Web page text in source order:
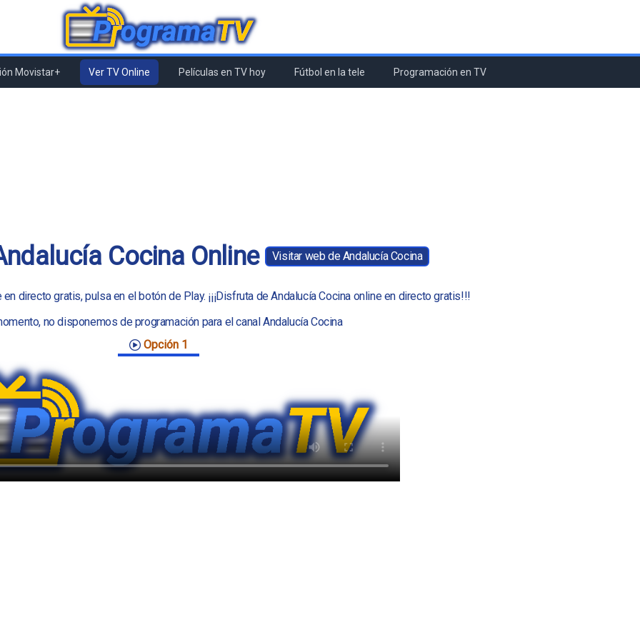
Movistar+ Ver TV Online Películas en TV hoy Fútbol en la tele Programación en TV
Cocina Online Visitar web de Andalucía Cocina
directo gratis, pulsa en el botón de Play. ¡¡¡Disfruta de Andalucía Cocina online en directo gratis!!!
no disponemos de programación para el canal Andalucía Cocina
Opción 1